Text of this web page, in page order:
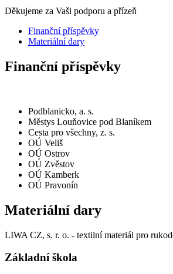
Děkujeme za Vaši podporu a přízeň
Finanční příspěvky
Materiální dary
Finanční příspěvky
Podblanicko, a. s.
Městys Louňovice pod Blaníkem
Cesta pro všechny, z. s.
OÚ Veliš
OÚ Ostrov
OÚ Zvěstov
OÚ Kamberk
OÚ Pravonín
Materiální dary
LIWA CZ, s. r. o. - textilní materiál pro
Základní škola